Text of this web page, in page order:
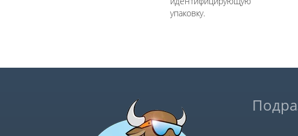
упаковку.